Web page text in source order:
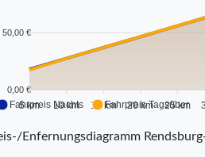
50,00 €
0,00 €
5 km 10 km 15 km 20 km 25 km
Fahrpreis Nachts Fahrpreis Tagsüber
Enfernungsdiagramm